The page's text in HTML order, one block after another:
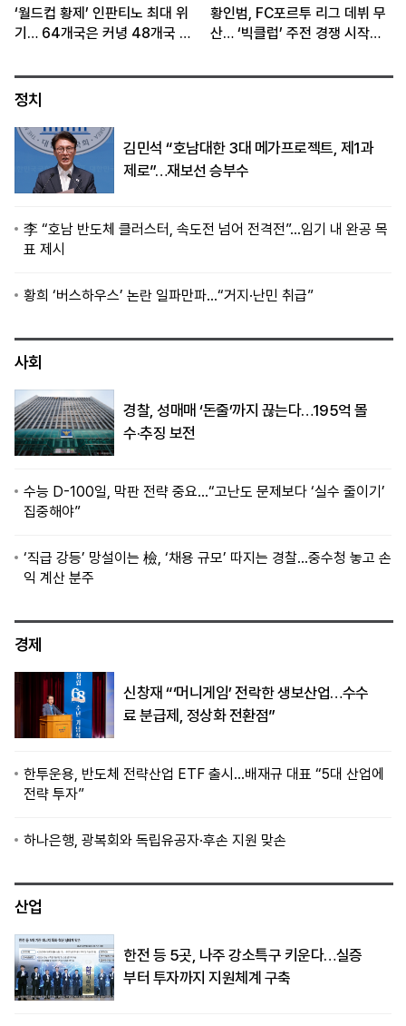
‘월드컵 황제’ 인판티노 최대 위
기… 64개국은 커녕 48개국 체
황인범, FC포르투 리그 데뷔 무
산… ‘빅클럽’ 주전 경쟁 시작됐
정치
김민석 “호남대한 3대 메가프로젝트, 제1과
제로”…재보선 승부수
李 “호남 반도체 클러스터, 속도전 넘어 전격전”…임기 내 완공 목
표 제시
황희 ‘버스하우스’ 논란 일파만파…“거지·난민 취급”
사회
경찰, 성매매 ‘돈줄’까지 끊는다…195억 몰
수·추징 보전
수능 D-100일, 막판 전략 중요…“고난도 문제보다 ‘실수 줄이기’
집중해야”
‘직급 강등’ 망설이는 檢, ‘채용 규모’ 따지는 경찰…중수청 놓고 손
익 계산 분주
경제
신창재 “‘머니게임’ 전락한 생보산업…수수
료 분급제, 정상화 전환점”
한투운용, 반도체 전략산업 ETF 출시…배재규 대표 “5대 산업에
전략 투자”
하나은행, 광복회와 독립유공자·후손 지원 맞손
산업
한전 등 5곳, 나주 강소특구 키운다…실증
부터 투자까지 지원체계 구축